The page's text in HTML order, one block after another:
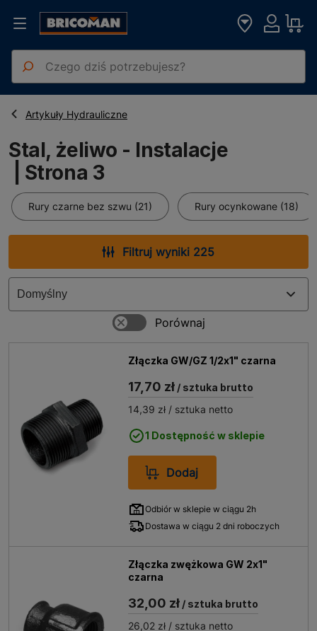
Strona główna
Artykuły Hydrauliczne
Stal, żeliwo - Instalacje
Stal, żeliwo - Instalacje
| Strona 3
Rury czarne bez szwu (21) Rury ocynkowane (18)
Filtruj wyniki 225
Złączka GW/GZ 1/2x1" czarna
17,70 zł / sztuka brutto
14,39 zł / sztuka netto
1 Dostępność w sklepie
Dodaj
Odbiór w sklepie w ciągu 2h
Dostawa w ciągu 2 dni roboczych
Złączka zwężkowa GW 2x1"
czarna
32,00 zł / sztuka brutto
26,02 zł / sztuka netto